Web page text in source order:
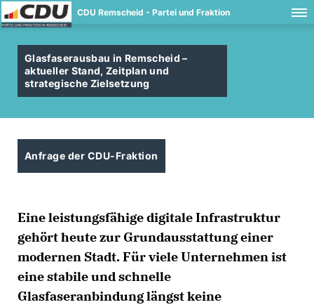
CDU Remscheid - Partei und Fraktion
Glasfaserausbau in Remscheid –
aktueller Stand, Zeitplan und
strategische Zielsetzung
Anfrage der CDU-Fraktion
Eine leistungsfähige digitale Infrastruktur
gehört heute zur Grundausstattung einer
modernen Stadt. Für viele Unternehmen ist
eine stabile und schnelle
Glasfaseranbindung längst keine